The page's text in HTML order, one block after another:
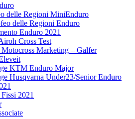
delle Regioni MiniEnduro
delle Regioni Enduro
Enduro 2021
Cross Test
Marketing – Galfer
KTM Enduro Major
Husqvarna Under23/Senior Enduro
2021